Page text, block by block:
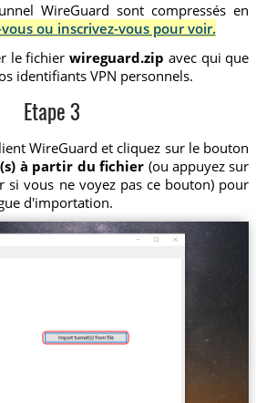
WireGuard sont compressés en
ou inscrivez-vous pour voir.
le fichierwireguard.zip avec qui que
identifiants VPN personnels.
Etape 3
WireGuard et cliquez sur le bouton
à partir du fichier (ou appuyez sur
si vous ne voyez pas ce bouton) pour
d'importation.